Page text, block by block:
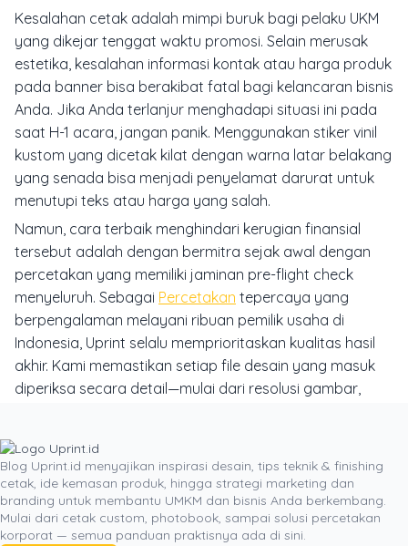
Kesalahan cetak adalah mimpi buruk bagi pelaku UKM
yang dikejar tenggat waktu promosi. Selain merusak
estetika, kesalahan informasi kontak atau harga produk
pada banner bisa berakibat fatal bagi kelancaran bisnis
Anda. Jika Anda terlanjur menghadapi situasi ini pada
saat H-1 acara, jangan panik. Menggunakan stiker vinil
kustom yang dicetak kilat dengan warna latar belakang
yang senada bisa menjadi penyelamat darurat untuk
menutupi teks atau harga yang salah.
Namun, cara terbaik menghindari kerugian finansial
tersebut adalah dengan bermitra sejak awal dengan
percetakan yang memiliki jaminan pre-flight check
menyeluruh. Sebagai Percetakan tepercaya yang
berpengalaman melayani ribuan pemilik usaha di
Indonesia, Uprint selalu memprioritaskan kualitas hasil
akhir. Kami memastikan setiap file desain yang masuk
diperiksa secara detail—mulai dari resolusi gambar,
Dengan mempercayakan pengadaan media promosi
fisik Anda pada Uprint, Anda tidak hanya mendapatkan
banner dengan ketajaman warna luar biasa dan bahan
tahan lama, tetapi juga ketenangan pikiran. Mari
Blog Uprint.id menyajikan inspirasi desain, tips teknik & finishing
cetak, ide kemasan produk, hingga strategi marketing dan
branding untuk membantu UMKM dan bisnis Anda berkembang.
Mulai dari cetak custom, photobook, sampai solusi percetakan
korporat — semua panduan praktisnya ada di sini.